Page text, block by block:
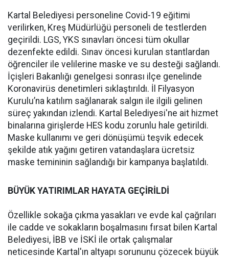
Kartal Belediyesi personeline Covid-19 eğitimi
verilirken, Kreş Müdürlüğü personeli de testlerden
geçirildi. LGS, YKS sınavları öncesi tüm okullar
dezenfekte edildi. Sınav öncesi kurulan stantlardan
öğrenciler ile velilerine maske ve su desteği sağlandı.
İçişleri Bakanlığı genelgesi sonrası ilçe genelinde
Koronavirüs denetimleri sıklaştırıldı. İl Filyasyon
Kurulu’na katılım sağlanarak salgın ile ilgili gelinen
süreç yakından izlendi. Kartal Belediyesi'ne ait hizmet
binalarına girişlerde HES kodu zorunlu hale getirildi.
Maske kullanımı ve geri dönüşümü teşvik edecek
şekilde atık yağını getiren vatandaşlara ücretsiz
maske temininin sağlandığı bir kampanya başlatıldı.
BÜYÜK YATIRIMLAR HAYATA GEÇİRİLDİ
Özellikle sokağa çıkma yasakları ve evde kal çağrıları
ile cadde ve sokakların boşalmasını fırsat bilen Kartal
Belediyesi, İBB ve İSKİ ile ortak çalışmalar
neticesinde Kartal'ın altyapı sorununu çözecek büyük